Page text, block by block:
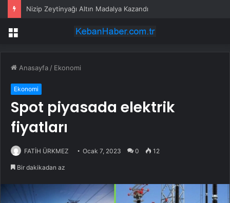
Nizip Zeytinyağı Altın Madalya Kazandı
Menü
Anasayfa / Ekonomi
Ekonomi
Spot piyasada elektrik
fiyatları
FATİH ÜRKMEZ Ocak 7, 2023 0 12
Bir dakikadan az